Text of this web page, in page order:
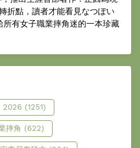
折點，讀者才能看見なつぽい
有女子職業摔角迷的一本珍藏
2026 (1251)
摔角 (622)